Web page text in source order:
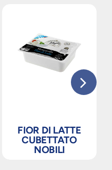
FIOR DI LATTE
CUBETTATO
NOBILI